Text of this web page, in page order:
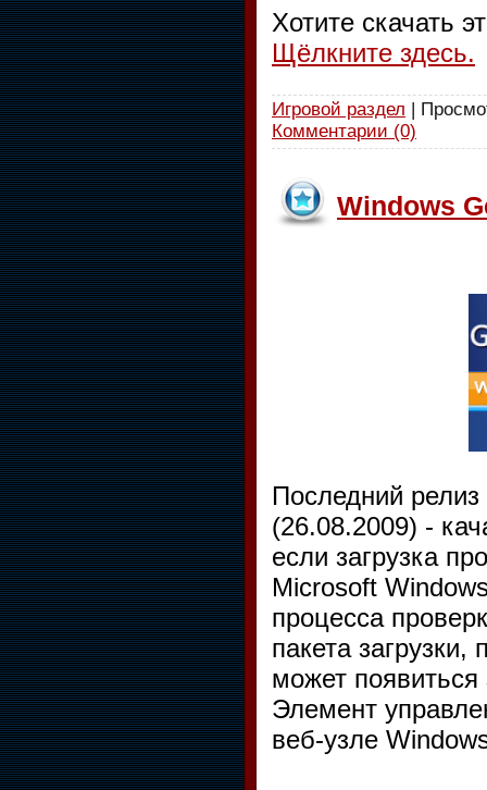
Хотите скачать
Щёлкните здесь.
Игровой раздел |
Комментарии (0)
Windows
Последний
(26.08.2009) -
если загрузка
Microsoft
процесса
пакета
может появиться
Элемент
веб-узле